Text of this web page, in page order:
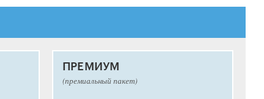
ПРЕМИУМ
(премиальный пакет)